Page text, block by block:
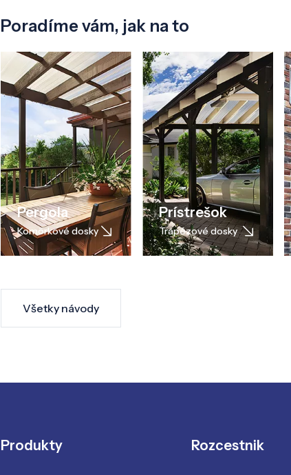
Poradíme vám, jak na to
Pergola
Komôrkové dosky
Prístrešok
Trapézové dosky
Všetky návody
Produkty Rozcestnik